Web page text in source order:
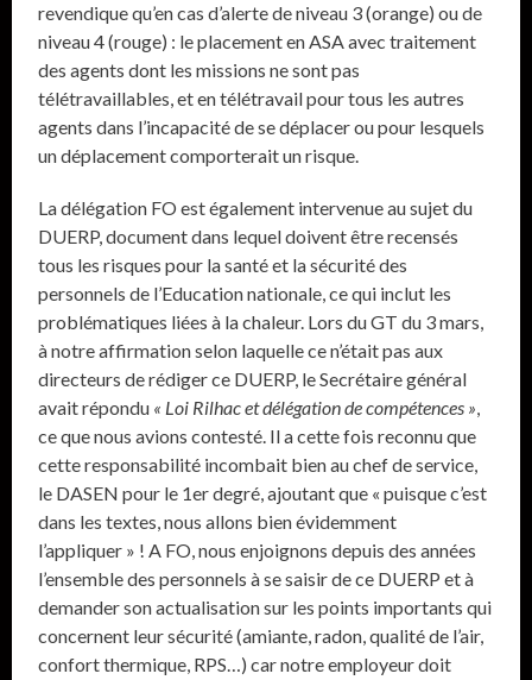
revendique qu’en cas d’alerte de niveau 3 (orange) ou de
niveau 4 (rouge) : le placement en ASA avec traitement
des agents dont les missions ne sont pas
télétravaillables, et en télétravail pour tous les autres
agents dans l’incapacité de se déplacer ou pour lesquels
un déplacement comporterait un risque.
La délégation FO est également intervenue au sujet du
DUERP, document dans lequel doivent être recensés
tous les risques pour la santé et la sécurité des
personnels de l’Education nationale, ce qui inclut les
problématiques liées à la chaleur. Lors du GT du 3 mars,
à notre affirmation selon laquelle ce n’était pas aux
directeurs de rédiger ce DUERP, le Secrétaire général
avait répondu « Loi Rilhac et délégation de compétences »,
ce que nous avions contesté. Il a cette fois reconnu que
cette responsabilité incombait bien au chef de service,
le DASEN pour le 1er degré, ajoutant que « puisque c’est
dans les textes, nous allons bien évidemment
l’appliquer » ! A FO, nous enjoignons depuis des années
l’ensemble des personnels à se saisir de ce DUERP et à
demander son actualisation sur les points importants qui
concernent leur sécurité (amiante, radon, qualité de l’air,
confort thermique, RPS…) car notre employeur doit